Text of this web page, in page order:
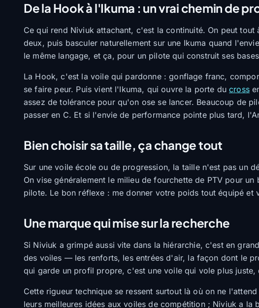
De la Hook à l'Ikuma : un vrai chemin de
Ce qui rend Niviuk attachant, c'est la continuité. On peut
deux, puis basculer naturellement sur une Ikuma quand
le même langage, et ça, pour un pilote qui construit ses
La Hook, c'est la voile qui pardonne : gonflage franc,
se faire peur. Puis vient l'Ikuma, qui ouvre la porte ducross
assez de tolérance pour qu'on ose se lancer. Beaucoup de
passer en C. Et si l'envie de performance pointe plus tard,
Bien choisir sa taille, ça change tout
Sur une voile école ou de progression, la taille n'est pas un
On vise généralement le milieu de fourchette de PTV pour
pilote. Le bon réflexe : me donner votre poids tout équipé
Une marque qui mise sur la recherche
Si Niviuk a grimpé aussi vite dans la hiérarchie, c'est en
des voiles — les renforts, les entrées d'air, la façon dont le
qui garde un profil propre, c'est une voile qui vole plus
Cette rigueur technique se ressent surtout là où on ne
leurs meilleures idées aux voiles de compétition ; Niviuk a la